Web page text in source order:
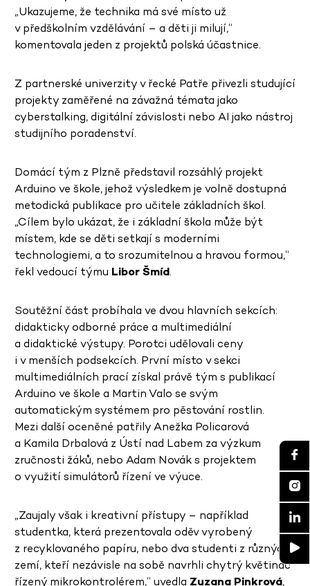
„Ukazujeme, že technika má své místo už
v předškolním vzdělávání – a děti ji milují,“
komentovala jeden z projektů polská účastnice.
Z partnerské univerzity v řecké Patře přivezli studující
projekty zaměřené na závažná témata jako
cyberstalking, digitální závislosti nebo AI jako nástroj
studijního poradenství.
Domácí tým z Plzně představil rozsáhlý projekt
Arduino ve škole, jehož výsledkem je volně dostupná
metodická publikace pro učitele základních škol.
„Cílem bylo ukázat, že i základní škola může být
místem, kde se děti setkají s moderními
technologiemi, a to srozumitelnou a hravou formou,“
řekl vedoucí týmu Libor Šmíd.
Soutěžní část probíhala ve dvou hlavních sekcích:
didakticky odborné práce a multimediální
a didaktické výstupy. Porotci udělovali ceny
i v menších podsekcích. První místo v sekci
multimediálních prací získal právě tým s publikací
Arduino ve škole a Martin Valo se svým
automatickým systémem pro pěstování rostlin.
Mezi další oceněné patřily Anežka Policarová
a Kamila Drbalová z Ústí nad Labem za výzkum
zručnosti žáků, nebo Adam Novák s projektem
o využití simulátorů řízení ve výuce.
„Zaujaly však i kreativní přístupy – například
studentka, která prezentovala oděv vyrobený
z recyklovaného papíru, nebo dva studenti z různých
zemí, kteří nezávisle na sobě navrhli chytrý květináč
řízený mikrokontrolérem,“ uvedla Zuzana Pinkrová,